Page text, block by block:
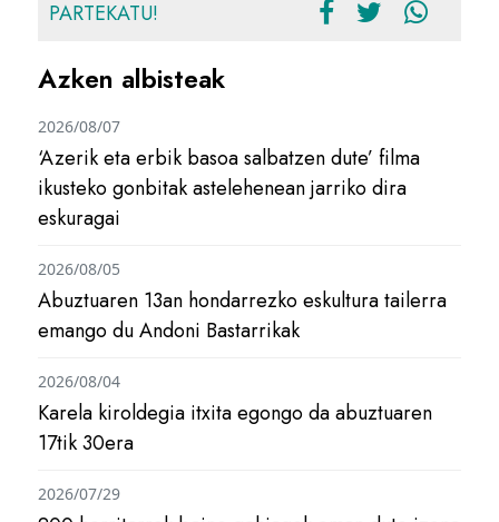
PARTEKATU!
Azken albisteak
‘Azerik eta erbik basoa salbatzen dute’ filma
ikusteko gonbitak astelehenean jarriko dira
eskuragai
2026/08/07
Abuztuaren 13an hondarrezko eskultura tailerra
emango du Andoni Bastarrikak
2026/08/05
Karela kiroldegia itxita egongo da abuztuaren
17tik 30era
2026/08/04
2026/07/29